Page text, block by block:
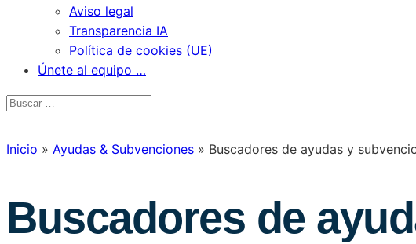
Aviso legal
Transparencia IA
Política de cookies (UE)
Únete al equipo …
Inicio » Ayudas & Subvenciones » Buscadores de ayudas y
Buscadores de